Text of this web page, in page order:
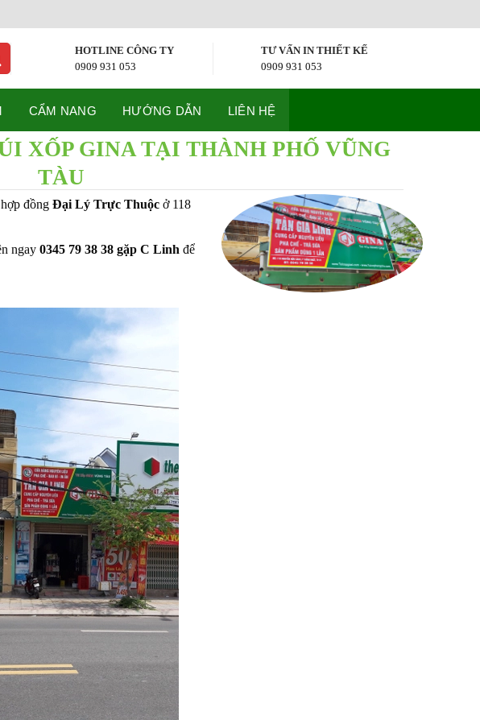
HOTLINE CÔNG TY
0909 931 053
TƯ VẤN IN THIẾT KẾ
0909 931 053
CẨM NANG HƯỚNG DẪN LIÊN HỆ
XỐP GINA TẠI THÀNH PHỐ VŨNG
TÀU
đồng Đại Lý Trực Thuộcở 118
ngay 0345 79 38 38 gặp C Linh để